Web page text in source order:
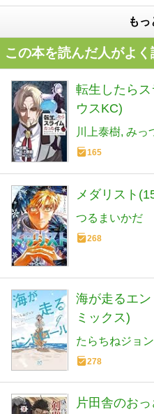
もっ
この本を読んだ人がよ
転生したら
ウスKC)
川上泰樹 みっ
165
メダリスト
つるまいかだ
268
海が走るエ
ミックス)
たらちねジョン
278
片田舎のお